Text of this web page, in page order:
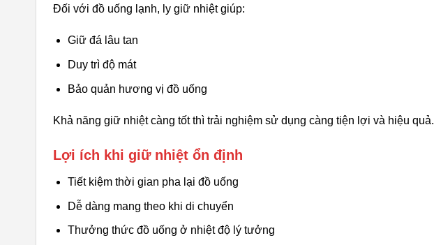
Đối với đồ uống lạnh, ly giữ nhiệt giúp:
Giữ đá lâu tan
Duy trì độ mát
Bảo quản hương vị đồ uống
Khả năng giữ nhiệt càng tốt thì trải nghiệm sử dụng càng tiện lợi và hiệu quả.
Lợi ích khi giữ nhiệt ổn định
Tiết kiệm thời gian pha lại đồ uống
Dễ dàng mang theo khi di chuyển
Thưởng thức đồ uống ở nhiệt độ lý tưởng